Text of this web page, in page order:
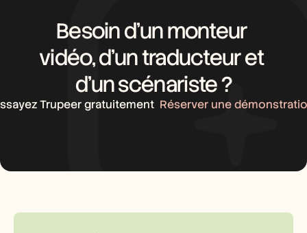
Besoin d’un monteur
vidéo, d’un traducteur et
d’un scénariste ?
Trupeer gratuitement Réserver une